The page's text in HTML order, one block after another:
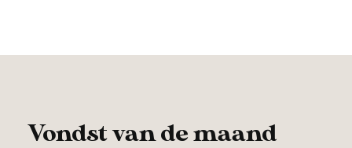
Vondst van de maand